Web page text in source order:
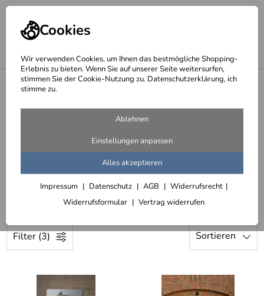
Cookies
Wir verwenden Cookies, um Ihnen das bestmögliche Shopping-
Erlebnis zu bieten. Wenn Sie auf unserer Seite weitersurfen,
stimmen Sie der Cookie-Nutzung zu. Datenschutzerklärung, ich
stimme zu.
Ablehnen
Einstellungen anpassen
Alles akzeptieren
Impressum Datenschutz AGB
Widerrufsrecht
Widerrufsformular
Vertrag widerrufen
Licht, Leuchter, Kronleuchter, Wandleuchten, Deckenleuchten und
Seite 15 - Leuchten für Hotels und
12 Kronleuchter für das Ramada am Alexanderplatz in Berlin
Filter (3) Sortieren